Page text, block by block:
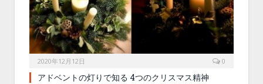
2020年12月12日 0
アドベントの灯りで知る 4つのクリスマス精神